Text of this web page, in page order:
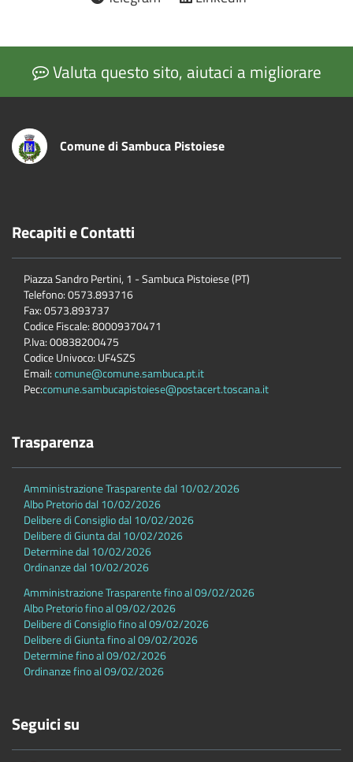
Valuta questo sito, aiutaci a migliorare
Comune di Sambuca Pistoiese
Recapiti e Contatti
Piazza Sandro Pertini, 1 - Sambuca Pistoiese (PT)
Telefono: 0573.893716
Fax: 0573.893737
Codice Fiscale: 80009370471
P.Iva: 00838200475
Codice Univoco: UF4SZS
Email:comune@comune.sambuca.pt.it
Pec:comune.sambucapistoiese@postacert.toscana.it
Trasparenza
Amministrazione Trasparente dal 10/02/2026
Albo Pretorio dal 10/02/2026
Delibere di Consiglio dal 10/02/2026
Delibere di Giunta dal 10/02/2026
Determine dal 10/02/2026
Ordinanze dal 10/02/2026
Amministrazione Trasparente fino al 09/02/2026
Albo Pretorio fino al 09/02/2026
Delibere di Consiglio fino al 09/02/2026
Delibere di Giunta fino al 09/02/2026
Determine fino al 09/02/2026
Ordinanze fino al 09/02/2026
Seguici su